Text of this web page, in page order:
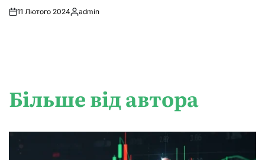
11 Лютого 2024Опубліковано
admin
Більше від автора